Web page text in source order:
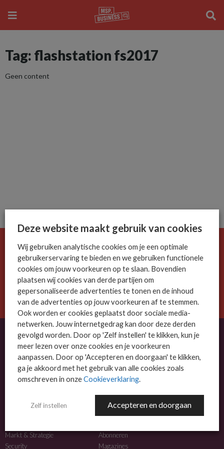
Tag: flashstation fs2017
Geen content
De ICT-wereld is snel. Mis niets.
Meld je nu aan voor de MSP Business nieuwsbrief.
AANMELDEN
OVER MSP BUSINESS
MSP Business is het kennisplatform voor IT-dienstverleners met MKB-focus.
NIEUWS
Markt & Strategie
Security
MEER INFO
Abonneren
Magazines
Deze website maakt gebruik van cookies
Wij gebruiken analytische cookies om je een optimale
gebruikerservaring te bieden en we gebruiken functionele
cookies om jouw voorkeuren op te slaan. Bovendien
plaatsen wij cookies van derde partijen om
gepersonaliseerde advertenties te tonen en de inhoud
van de advertenties op jouw voorkeuren af te stemmen.
Ook worden er cookies geplaatst door sociale media-
netwerken. Jouw internetgedrag kan door deze derden
gevolgd worden. Door op 'Zelf instellen' te klikken, kun je
meer lezen over onze cookies en je voorkeuren
aanpassen. Door op 'Accepteren en doorgaan' te klikken,
ga je akkoord met het gebruik van alle cookies zoals
omschreven in onzeCookieverklaring.
Zelf instellen Accepteren en doorgaan